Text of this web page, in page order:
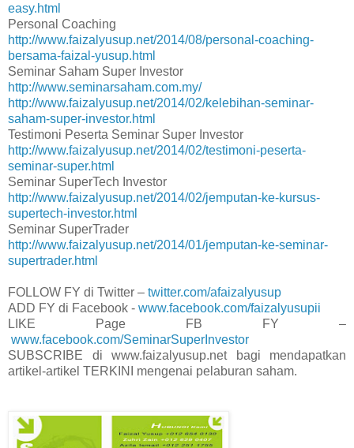
easy.html
Personal Coaching
http://www.faizalyusup.net/2014/08/personal-coaching-
bersama-faizal-yusup.html
Seminar Saham Super Investor
http://www.seminarsaham.com.my/
http://www.faizalyusup.net/2014/02/kelebihan-seminar-
saham-super-investor.html
Testimoni Peserta Seminar Super Investor
http://www.faizalyusup.net/2014/02/testimoni-peserta-
seminar-super.html
Seminar SuperTech Investor
http://www.faizalyusup.net/2014/02/jemputan-ke-kursus-
supertech-investor.html
Seminar SuperTrader
http://www.faizalyusup.net/2014/01/jemputan-ke-seminar-
supertrader.html
FOLLOW FY di Twitter – twitter.com/afaizalyusup
ADD FY di Facebook - www.facebook.com/faizalyusupii
LIKE Page FB FY –
www.facebook.com/SeminarSuperInvestor
SUBSCRIBE di www.faizalyusup.net bagi mendapatkan
artikel-artikel TERKINI mengenai pelaburan saham.